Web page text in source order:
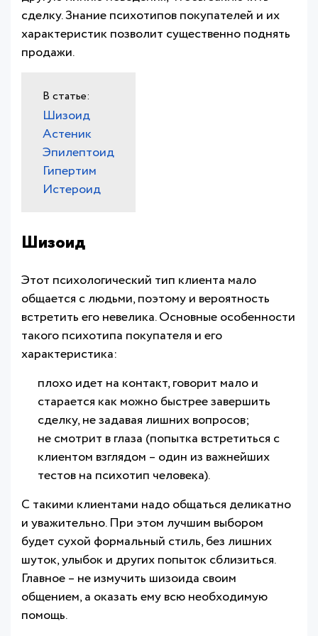
сделку. Знание психотипов покупателей и их
характеристик позволит существенно поднять
продажи.
Шизоид
Астеник
Эпилептоид
Гипертим
Истероид
Шизоид
Этот психологический тип клиента мало
общается с людьми, поэтому и вероятность
встретить его невелика. Основные особенности
такого психотипа покупателя и его
характеристика:
плохо идет на контакт, говорит мало и
старается как можно быстрее завершить
сделку, не задавая лишних вопросов;
не смотрит в глаза (попытка встретиться с
клиентом взглядом – один из важнейших
тестов на психотип человека).
С такими клиентами надо общаться деликатно
и уважительно. При этом лучшим выбором
будет сухой формальный стиль, без лишних
шуток, улыбок и других попыток сблизиться.
Главное – не измучить шизоида своим
общением, а оказать ему всю необходимую
помощь.